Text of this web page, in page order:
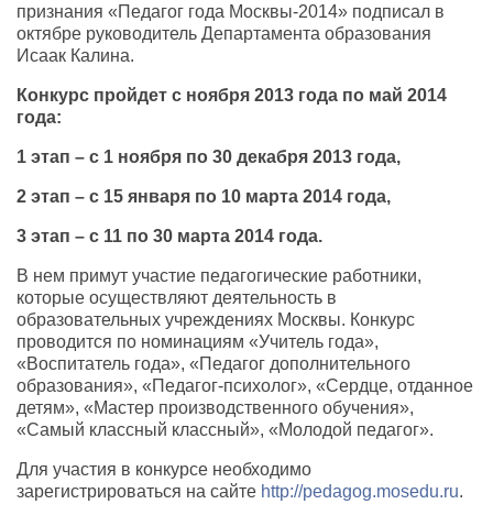
признания «Педагог года Москвы-2014» подписал в
октябре руководитель Департамента образования
Исаак Калина.
Конкурс пройдет с ноября 2013 года по май 2014
года:
1 этап – с 1 ноября по 30 декабря 2013 года,
2 этап – с 15 января по 10 марта 2014 года,
3 этап – с 11 по 30 марта 2014 года.
В нем примут участие педагогические работники,
которые осуществляют деятельность в
образовательных учреждениях Москвы. Конкурс
проводится по номинациям «Учитель года»,
«Воспитатель года», «Педагог дополнительного
образования», «Педагог-психолог», «Сердце, отданное
детям», «Мастер производственного обучения»,
«Самый классный классный», «Молодой педагог».
Для участия в конкурсе необходимо
зарегистрироваться на сайте http://pedagog.mosedu.ru.